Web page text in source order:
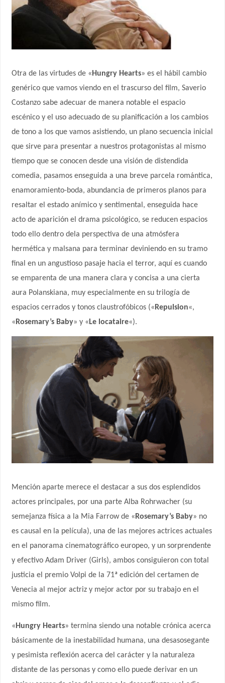
Otra de las virtudes de «Hungry Hearts» es el hábil cambio
genérico que vamos viendo en el trascurso del film, Saverio
Costanzo sabe adecuar de manera notable el espacio
escénico y el uso adecuado de su planificación a los cambios
de tono a los que vamos asistiendo, un plano secuencia inicial
que sirve para presentar a nuestros protagonistas al mismo
tiempo que se conocen desde una visión de distendida
comedia, pasamos enseguida a una breve parcela romántica,
enamoramiento-boda, abundancia de primeros planos para
resaltar el estado anímico y sentimental, enseguida hace
acto de aparición el drama psicológico, se reducen espacios
todo ello dentro dela perspectiva de una atmósfera
hermética y malsana para terminar deviniendo en su tramo
final en un angustioso pasaje hacia el terror, aquí es cuando
se emparenta de una manera clara y concisa a una cierta
aura Polanskiana, muy especialmente en su trilogía de
espacios cerrados y tonos claustrofóbicos («Repulsion«,
«Rosemary’s Baby» y «Le locataire«).
Mención aparte merece el destacar a sus dos esplendidos
actores principales, por una parte Alba Rohrwacher (su
semejanza física a la Mia Farrow de « Rosemary’s Baby» no
es causal en la película), una de las mejores actrices actuales
en el panorama cinematográfico europeo, y un sorprendente
y efectivo Adam Driver (Girls), ambos consiguieron con total
justicia el premio Volpi de la 71ª edición del certamen de
Venecia al mejor actriz y mejor actor por su trabajo en el
mismo film.
« Hungry Hearts» termina siendo una notable crónica acerca
básicamente de la inestabilidad humana, una desasosegante
y pesimista reflexión acerca del carácter y la naturaleza
distante de las personas y como ello puede derivar en un